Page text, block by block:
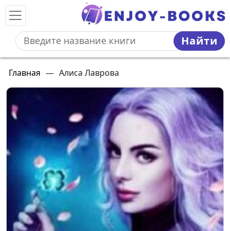
Найти
Главная — Алиса Лаврова